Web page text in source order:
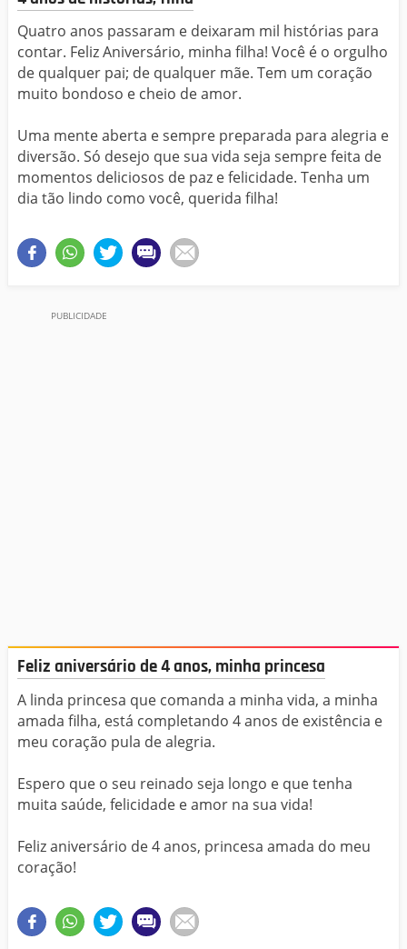
Quatro anos passaram e deixaram mil histórias para
contar. Feliz Aniversário, minha filha! Você é o orgulho
de qualquer pai; de qualquer mãe. Tem um coração
muito bondoso e cheio de amor.
Uma mente aberta e sempre preparada para alegria e
diversão. Só desejo que sua vida seja sempre feita de
momentos deliciosos de paz e felicidade. Tenha um
dia tão lindo como você, querida filha!
Feliz aniversário de 4 anos, minha princesa
A linda princesa que comanda a minha vida, a minha
amada filha, está completando 4 anos de existência e
meu coração pula de alegria.
Espero que o seu reinado seja longo e que tenha
muita saúde, felicidade e amor na sua vida!
Feliz aniversário de 4 anos, princesa amada do meu
coração!